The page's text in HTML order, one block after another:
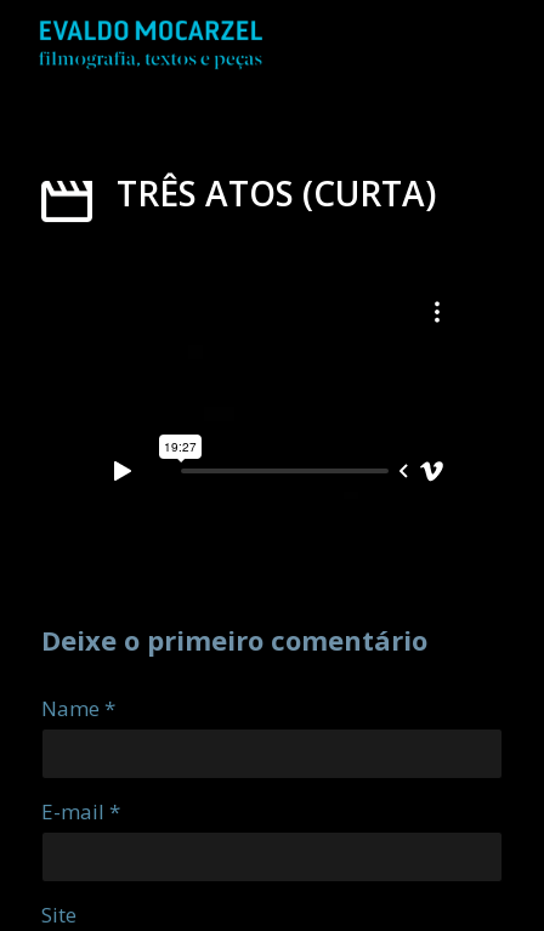
TRÊS ATOS (CURTA)
Deixe o primeiro comentário
Name *
E-mail *
Site